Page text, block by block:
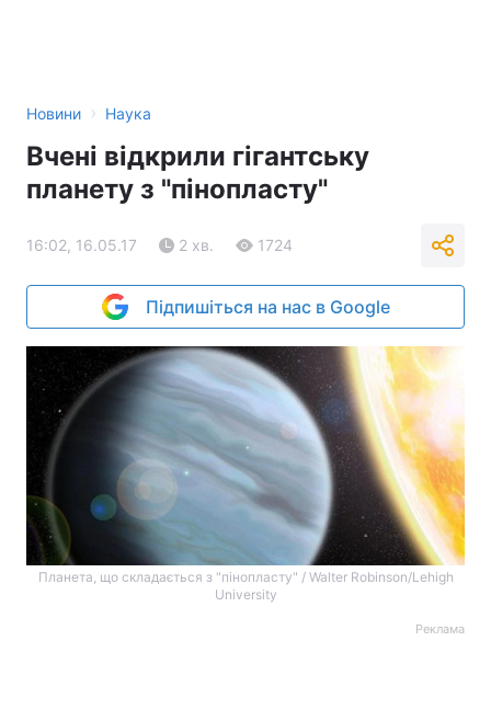
Новини › Наука
Вчені відкрили гігантську
планету з "пінопласту"
16:02, 16.05.17 2 хв. 1724
Підпишіться на нас в Google
Планета, що складається з "пінопласту" / Walter Robinson/Lehigh
University
Реклама